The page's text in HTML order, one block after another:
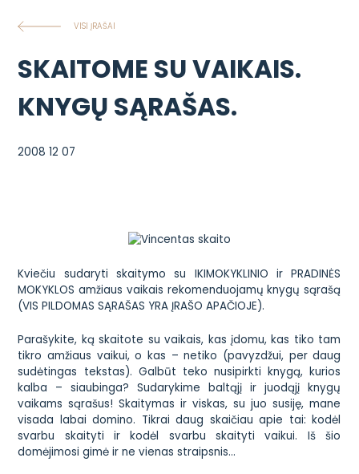
VISI ĮRAŠAI
SKAITOME SU VAIKAIS.
KNYGŲ SĄRAŠAS.
2008 12 07
Kviečiu sudaryti skaitymo su IKIMOKYKLINIO ir PRADINĖS
MOKYKLOS amžiaus vaikais rekomenduojamų knygų sąrašą
(VIS PILDOMAS SĄRAŠAS YRA ĮRAŠO APAČIOJE).
Parašykite, ką skaitote su vaikais, kas įdomu, kas tiko tam
tikro amžiaus vaikui, o kas – netiko (pavyzdžui, per daug
sudėtingas tekstas). Galbūt teko nusipirkti knygą, kurios
kalba – siaubinga? Sudarykime baltąjį ir juodąjį knygų
vaikams sąrašus! Skaitymas ir viskas, su juo susiję, mane
visada labai domino. Tikrai daug skaičiau apie tai: kodėl
svarbu skaityti ir kodėl svarbu skaityti vaikui. Iš šio
domėjimosi gimė ir ne vienas straipsnis…